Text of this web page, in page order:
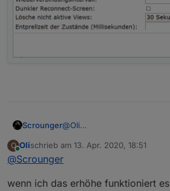
Scrounger@Oli
O
Online
Olischrieb am 13. Apr. 2020, 18:51
zuletzt editiert von
@Scrounger
wenn ich das erhöhe funktioniert es